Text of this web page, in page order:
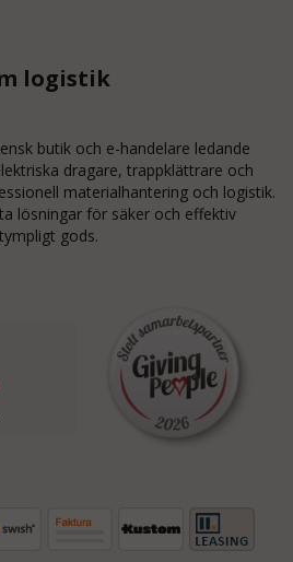
logistik
butik och e-handelare ledande
dragare, trappklättrare och
materialhantering och logistik.
lösningar för säker och effektiv
gods.